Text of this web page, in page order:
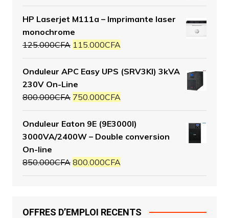
HP Laserjet M111a – Imprimante laser
monochrome
125.000CFA 115.000CFA
Onduleur APC Easy UPS (SRV3KI) 3kVA
230V On-Line
800.000CFA 750.000CFA
Onduleur Eaton 9E (9E3000I)
3000VA/2400W – Double conversion
On-line
850.000CFA 800.000CFA
OFFRES D’EMPLOI RECENTS